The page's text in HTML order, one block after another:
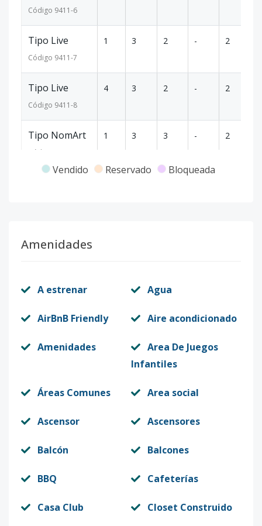
Código 9411-6
Tipo Live
Código 9411-7
1 3 2 - 2
Tipo Live
Código 9411-8
4 3 2 - 2
Tipo NomArt
Código
1 3 3 - 2
(Studio)
Tipo Art
1 1
1 1
Vendido Reservado Bloqueada
Amenidades
A estrenar Agua
AirBnB Friendly Aire acondicionado
Amenidades
Area De Juegos
Infantiles
Áreas Comunes Area social
Ascensor Ascensores
Balcón Balcones
BBQ Cafeterías
Casa Club Closet Construido